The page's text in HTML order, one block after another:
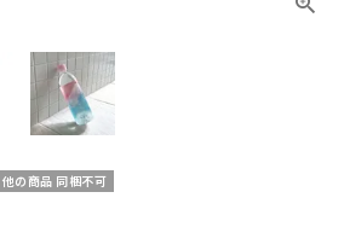
他の商品 同梱不可